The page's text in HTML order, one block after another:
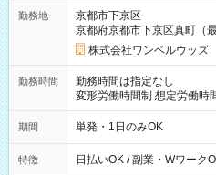
勤務地
京都市下京区
京都府京都市下京区真町（
株式会社ワンベルウッズ
勤務時間
勤務時間は指定なし
変形労働時間制 想定労働時間160時間/月
00～20：00
期間 単発・1日のみOK
特徴 日払いOK / 副業・Wワーク